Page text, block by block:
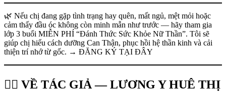
🌿 Nếu chị đang gặp tình trạng hay quên, mất ngủ, mệt mỏi hoặc
cảm thấy đầu óc không còn minh mẫn như trước — hãy tham gia
lớp 3 buổi MIỄN PHÍ “Đánh Thức Sức Khỏe Nữ Thần”. Tôi sẽ
giúp chị hiểu cách dưỡng Can Thận, phục hồi hệ thần kinh và cải
thiện trí nhớ từ gốc. → ĐĂNG KÝ TẠI ĐÂY
👩‍⚕️ VỀ TÁC GIẢ — LƯƠNG Y HUÊ THỊ